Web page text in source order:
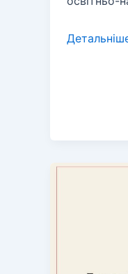
Атестація